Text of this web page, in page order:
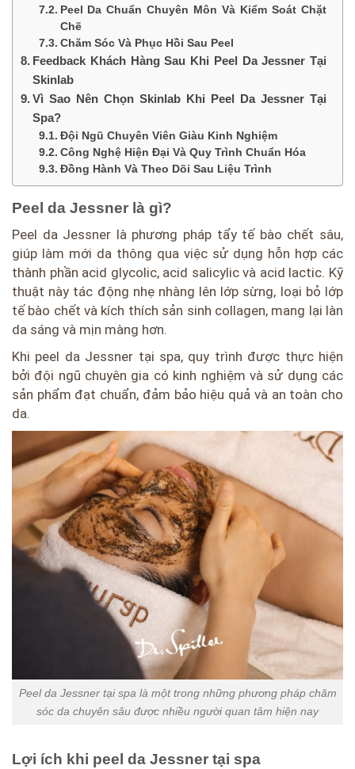
Peel Da Chuẩn Chuyên Môn Và Kiểm Soát Chặt
Chẽ
Chăm Sóc Và Phục Hồi Sau Peel
Feedback Khách Hàng Sau Khi Peel Da Jessner Tại
Skinlab
Vì Sao Nên Chọn Skinlab Khi Peel Da Jessner Tại
Spa?
Đội Ngũ Chuyên Viên Giàu Kinh Nghiệm
Công Nghệ Hiện Đại Và Quy Trình Chuẩn Hóa
Đồng Hành Và Theo Dõi Sau Liệu Trình
Peel da Jessner là gì?
Peel da Jessner là phương pháp tẩy tế bào chết sâu,
giúp làm mới da thông qua việc sử dụng hỗn hợp các
thành phần acid glycolic, acid salicylic và acid lactic. Kỹ
thuật này tác động nhẹ nhàng lên lớp sừng, loại bỏ lớp
tế bào chết và kích thích sản sinh collagen, mang lại làn
da sáng và mịn màng hơn.
Khi peel da Jessner tại spa, quy trình được thực hiện
bởi đội ngũ chuyên gia có kinh nghiệm và sử dụng các
sản phẩm đạt chuẩn, đảm bảo hiệu quả và an toàn cho
da.
Peel da Jessner tại spa là một trong những phương pháp chăm
sóc da chuyên sâu được nhiều người quan tâm hiện nay
Lợi ích khi peel da Jessner tại spa